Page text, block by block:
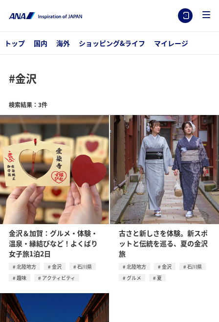
トップ 国内 海外 ショッピング&ライフ マイレージ
#金沢
検索結果：3件
金沢＆加賀：グルメ・体験・
温泉・縁結びなど！よくばり
女子旅1泊2日
北陸地方 金沢
石川県
趣味
アクティビティ
古さと新しさを体験。新スポ
ットと伝統を巡る、夏の金沢
旅
北陸地方 金沢
石川県
グルメ
夏